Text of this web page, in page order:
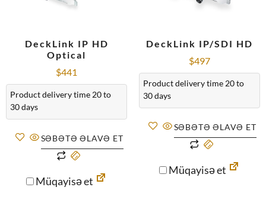
DeckLink IP HD
Optical
$441
Product delivery time 20 to
30 days
SƏBƏTƏ ƏLAVƏ ET
Müqayisə et
DeckLink IP/SDI HD
$497
Product delivery time 20 to
30 days
SƏBƏTƏ ƏLAVƏ ET
Müqayisə et